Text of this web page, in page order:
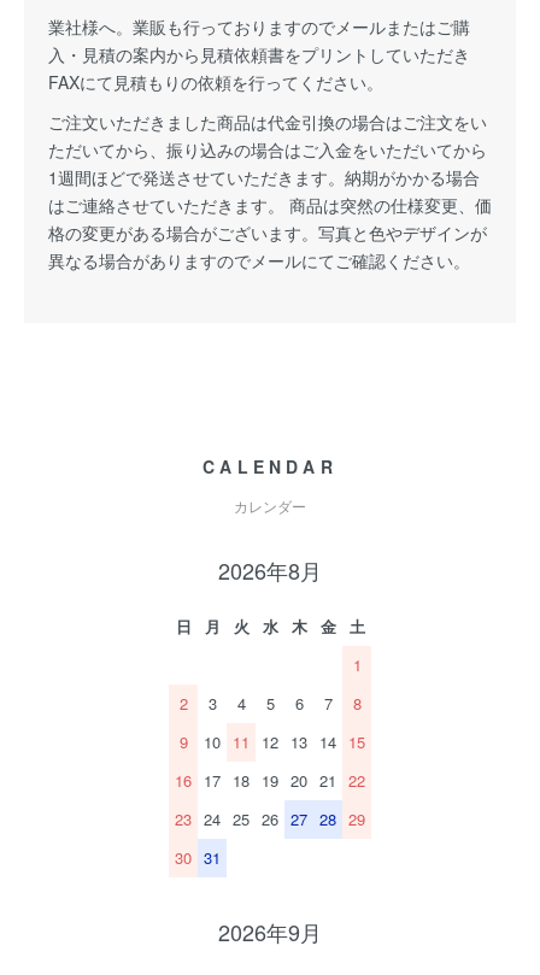
業社様へ。業販も行っておりますのでメールまたはご購
入・見積の案内から見積依頼書をプリントしていただき
FAXにて見積もりの依頼を行ってください。
ご注文いただきました商品は代金引換の場合はご注文をい
ただいてから、振り込みの場合はご入金をいただいてから
1週間ほどで発送させていただきます。納期がかかる場合
はご連絡させていただきます。 商品は突然の仕様変更、価
格の変更がある場合がございます。写真と色やデザインが
異なる場合がありますのでメールにてご確認ください。
CALENDAR
カレンダー
2026年8月
日 月 火 水 木 金
土
1
2
3 4 5 6 7
8
9
10 11 12 13 14 15
16 17 18 19 20 21
22
23 24 25 26 27 28 29
30 31
2026年9月